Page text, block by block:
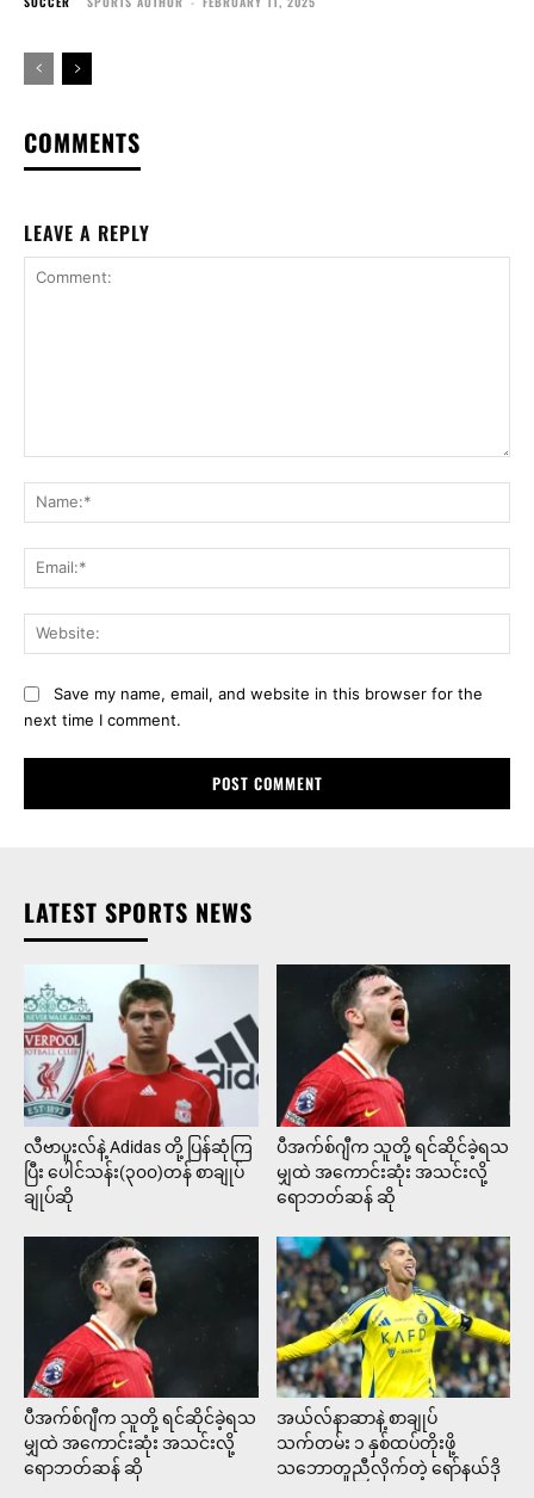
COMMENTS
LEAVE A REPLY
Save my name, email, and website in this browser for the
next time I comment.
LATEST SPORTS NEWS
လီဗာပူးလ်နဲ့ Adidas တို့ ပြန်ဆုံကြ
ပြီး ပေါင်သန်း(၃၀၀)တန် စာချုပ်
ချုပ်ဆို
ပီအက်စ်ဂျီက သူတို့ ရင်ဆိုင်ခဲ့ရသ
မျှထဲ အကောင်းဆုံး အသင်းလို့
ရောဘတ်ဆန် ဆို
ပီအက်စ်ဂျီက သူတို့ ရင်ဆိုင်ခဲ့ရသ
မျှထဲ အကောင်းဆုံး အသင်းလို့
ရောဘတ်ဆန် ဆို
အယ်လ်နာဆာနဲ့ စာချုပ်
သက်တမ်း ၁ နှစ်ထပ်တိုးဖို့
သဘောတူညီလိုက်တဲ့ ရော်နယ်ဒို